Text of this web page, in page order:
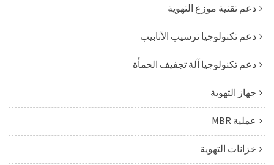
دعم تقنية موزع التهوية
دعم تكنولوجيا ترسيب الأنابيب
دعم تكنولوجيا آلة تجفيف الحمأة
جهاز التهوية
عملية MBR
خزانات التهوية